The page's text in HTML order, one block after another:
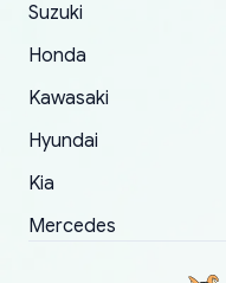
Suzuki
Honda
Kawasaki
Hyundai
Kia
Mercedes